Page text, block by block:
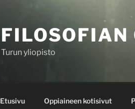
Turun yliopisto
Etusivu Oppiaineen kotisivut